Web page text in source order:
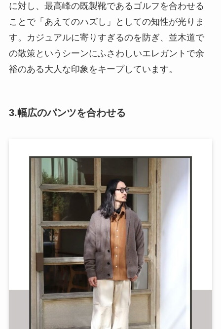
に対し、最高峰の既製靴であるゴルフを合わせる
ことで「あえてのハズし」としての知性が光りま
す。カジュアルに寄りすぎるのを防ぎ、並木道で
の散策というシーンにふさわしいエレガントで余
裕のある大人な印象をキープしています。
3.幅広のパンツを合わせる